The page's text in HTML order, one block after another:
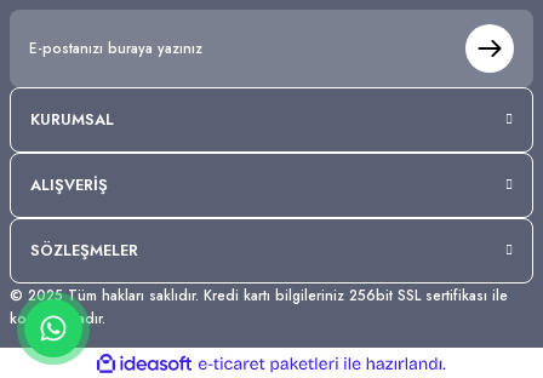
KURUMSAL
ALIŞVERİŞ
SÖZLEŞMELER
© 2025 Tüm hakları saklıdır. Kredi kartı bilgileriniz 256bit SSL sertifikası ile
korunmaktadır.
ideasoft
e-